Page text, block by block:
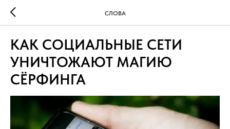
СЛОВА
КАК СОЦИАЛЬНЫЕ СЕТИ
УНИЧТОЖАЮТ МАГИЮ
СЁРФИНГА